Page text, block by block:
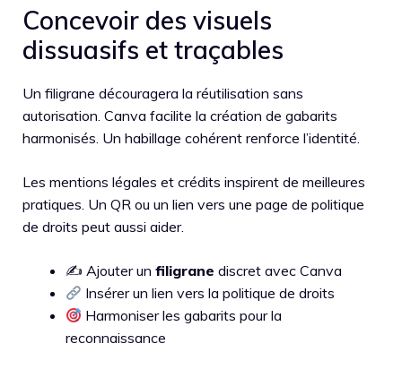
Concevoir des visuels
dissuasifs et traçables
Un filigrane découragera la réutilisation sans
autorisation. Canva facilite la création de gabarits
harmonisés. Un habillage cohérent renforce l’identité.
Les mentions légales et crédits inspirent de meilleures
pratiques. Un QR ou un lien vers une page de politique
de droits peut aussi aider.
✍️ Ajouter un filigrane discret avec Canva
Insérer un lien vers la politique de droits
Harmoniser les gabarits pour la
reconnaissance